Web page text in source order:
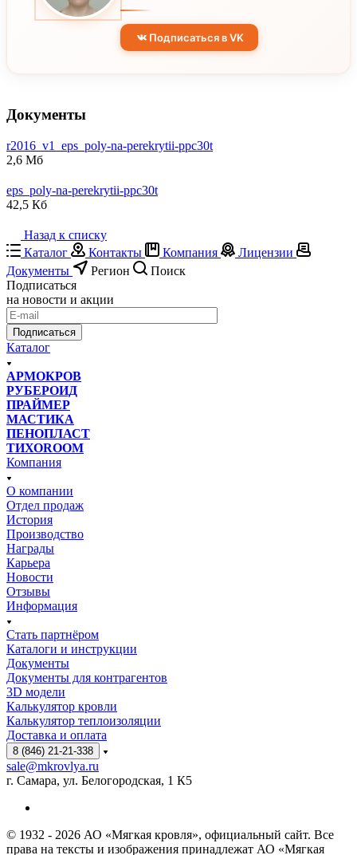
Подписаться в VK
Документы
r2016_v1_eps_poly-na-perekrytii-ppc30t
2,6 Мб
eps_poly-na-perekrytii-ppc30t
42,5 Кб
Назад к списку
Каталог
Контакты Компания
Лицензии
Документы
Регион
Поиск
Подписаться
на новости и акции
Подписаться
Каталог
АРМОКРОВ
РУБЕРОИД
ПРАЙМЕР
МАСТИКА
ПЕНОПЛАСТ
ТИХОROOM
Компания
О компании
Отдел продаж
История
Производство
Награды
Карьера
Новости
Отзывы
Информация
Стать партнёром
Каталоги и инструкции
Документы
Документы для контрагентов
3D модели
Калькулятор кровли
Калькулятор теплоизоляции
Доставка и оплата
8 (846) 21-21-338
sale@mkrovlya.ru
г. Самара, ул. Белогородская, 1 К5
© 1932 - 2026 АО «Мягкая кровля», официальный сайт. Все
права на тексты и изображения принадлежат АО «Мягкая